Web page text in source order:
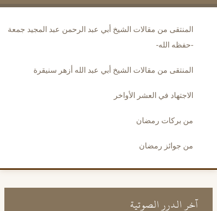
المنتقى من مقالات الشيخ أبي عبد الرحمن عبد المجيد جمعة
-حفظه الله-
المنتقى من مقالات الشيخ أبي عبد الله أزهر سنيقرة
الاجتهاد في العشر الأواخر
من بركات رمضان
من جوائز رمضان
آخر الدرر الصوتية